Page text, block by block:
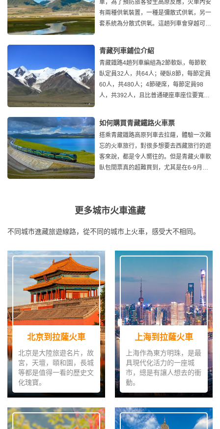
車，為了預防旅客發生高原反應，火車內安
有兩種供氧裝置，一種是彌散式供氧，另一
套系統為分散式供氧。這趟列車會穿越可哥
青藏列車鋪位介紹
青藏鐵路4趟列車編組為2節軟臥，每節軟
臥定員32人，共64人；硬臥8節，每節定員
60人，共480人；4節硬席，每節定員98
人，共392人，且比普通硬座車座位要寬。
如何購買青藏鐵路火車票
搭乘青藏鐵路高原列車去拉薩，體驗一次難
忘的火車旅行，對很多想要去西藏旅行的遊
客來說，都是令人嚮往的。但是青藏火車軟
臥包間票真的超難買到，尤其是在6-9月
更多城市火車進藏
不同城市進藏旅遊線路，從不同的城市上火車，感受大不相同。
北京到拉薩火車
北京到拉薩火車
北京是大陸旅遊名片，故
宮，天壇，頤和園，長城
等都是值得一看的歷史文
化瑰寶。
上海到拉薩火車
上海作為東方明珠，是最
具現代化活力的一座城
市，總是有讓人想去的衝
動。